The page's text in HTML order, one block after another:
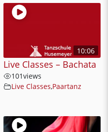
10:06
Live Classes – Bachata
101views
Live Classes,Paartanz